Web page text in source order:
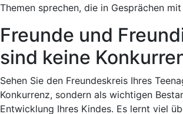
Themen sprechen, die in Gesprächen
Freunde und
sind keine
Sehen Sie den Freundeskreis Ihres
Konkurrenz, sondern als wichtigen
Entwicklung Ihres Kindes. Es lernt viel